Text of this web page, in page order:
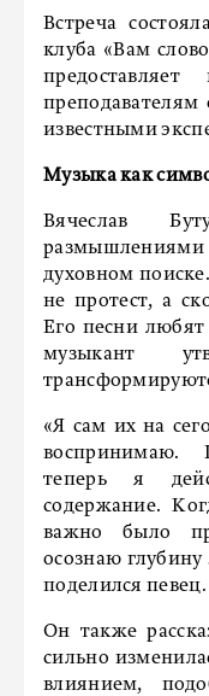
Встреча
клуба «Вам
преподавателям
известными
Музыка как
Вячеслав
духовном
не протест, а
Его песни
музыкант
«Я сам их на
воспринимаю.
теперь я
содержание.
важно было
осознаю
поделился певец.
Он также
сильно
влиянием,